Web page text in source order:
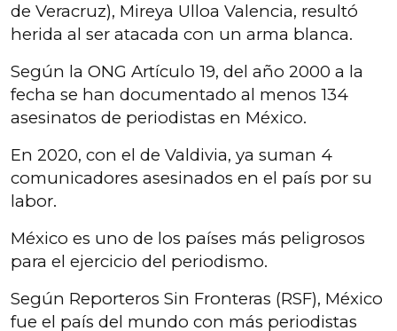
de Veracruz), Mireya Ulloa Valencia, resultó
herida al ser atacada con un arma blanca.
Según la ONG Artículo 19, del año 2000 a la
fecha se han documentado al menos 134
asesinatos de periodistas en México.
En 2020, con el de Valdivia, ya suman 4
comunicadores asesinados en el país por su
labor.
México es uno de los países más peligrosos
para el ejercicio del periodismo.
Según Reporteros Sin Fronteras (RSF), México
fue el país del mundo con más periodistas